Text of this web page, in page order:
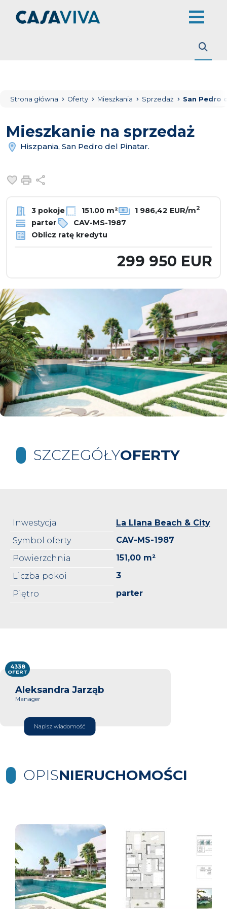
Strona główna Oferty Mieszkania Sprzedaż San Pedro
Mieszkanie na sprzedaż
Hiszpania, San Pedro del Pinatar.
Dodaj do ulubionych
Drukuj
3 pokoje 151.00 m² 1 986,42 EUR/m2
parter
CAV-MS-1987
Oblicz ratę kredytu
299 950 EUR
SZCZEGÓŁYOFERTY
Inwestycja
La Llana Beach & City
Symbol oferty
CAV-MS-1987
Powierzchnia
151,00 m²
Liczba pokoi
3
Piętro
parter
Aleksandra Jarząb
Manager
Napisz wiadomość
4338
OFERT
OPISNIERUCHOMOŚCI